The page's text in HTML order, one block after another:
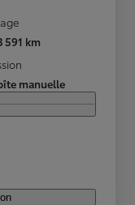
591 km
manuelle